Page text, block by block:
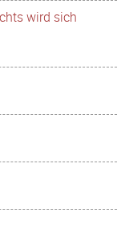
wird sich